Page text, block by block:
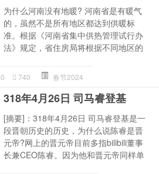
为什么河南没有地暖? 河南省是有暖气
的，虽然不是所有地区都达到供暖标
准。根据《河南省集中供热管理试行办
法》规定，省住房局将根据不同地区的
0 740 春节2024
318年4月26日 司马睿登基
[摘要]：318年4月26日 司马睿登基是一
段晋朝历史的历史，为什么说陈睿是晋
元帝?网上的晋元帝目前多指bilibili董事
长兼CEO陈睿。因为他和晋元帝同样单